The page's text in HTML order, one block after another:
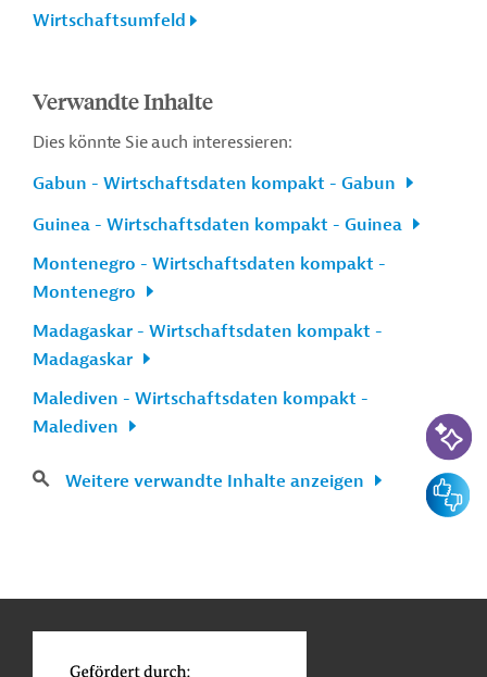
Wirtschaftsumfeld
Verwandte Inhalte
Dies könnte Sie auch interessieren:
Gabun - Wirtschaftsdaten kompakt - Gabun
Guinea - Wirtschaftsdaten kompakt - Guinea
Montenegro - Wirtschaftsdaten kompakt -
Montenegro
Madagaskar - Wirtschaftsdaten kompakt -
Madagaskar
Malediven - Wirtschaftsdaten kompakt -
Malediven
Weitere verwandte Inhalte anzeigen
KI-